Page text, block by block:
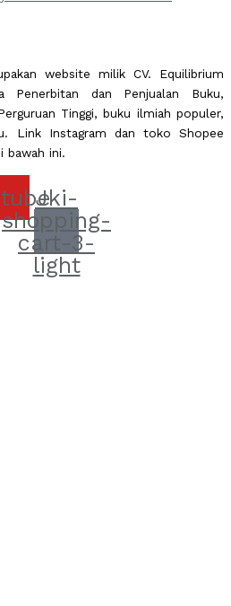
website milik CV. Equilibrium
Penerbitan dan Penjualan Buku,
Tinggi, buku ilmiah populer,
Link Instagram dan toko Shopee
bawah ini.
Jki-
shopping-
cart-3-
light